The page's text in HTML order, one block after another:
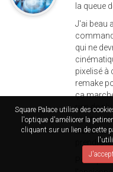
Square Palace utilise des
l'optique d'améliorer la
cliquant sur un lien de cette
la queue
J'ai beau
qui ne
pixelisé à
remake
ça
rien de
pré-
prendre
Point